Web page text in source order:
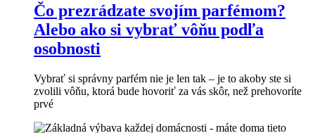
Čo prezrádzate svojím parfémom?
Alebo ako si vybrať vôňu podľa
osobnosti
Vybrať si správny parfém nie je len tak – je to akoby ste si
zvolili vôňu, ktorá bude hovoriť za vás skôr, než prehovoríte
prvé